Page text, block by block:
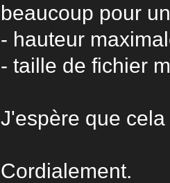
beaucoup pour
- hauteur
- taille de fichier
J'espère que
Cordialement.